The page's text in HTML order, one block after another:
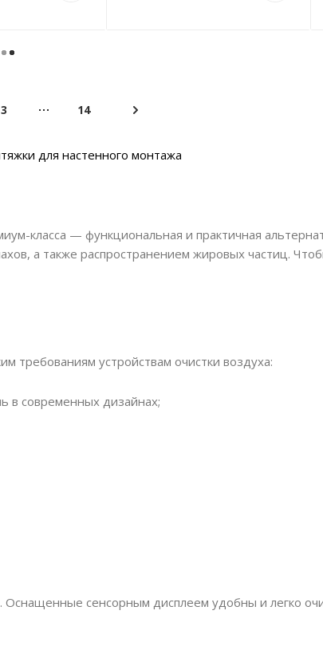
3 14
для настенного монтажа
класса — функциональная и практичная
а также распространением жировых частиц.
требованиям устройствам очистки воздуха:
в современных дизайнах;
Оснащенные сенсорным дисплеем удобны и легко